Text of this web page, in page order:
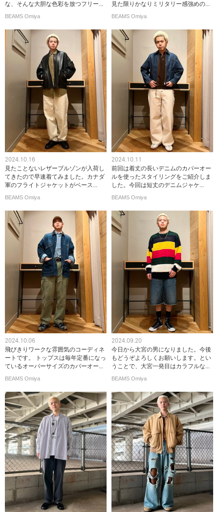
な、そんな大胆な色彩を放つフリー...
BEAMS Omiya
見た限りかなりミリタリー感強めの...
BEAMS Omiya
2024.10.16
見たことないレザーブルゾンが入荷し
てきたので早速着てみました。カナダ
軍のフライトジャケットがベース...
BEAMS Omiya
2024.10.11
前回は着丈の長いデニムのカバーオー
ルを使ったスタイリングをご紹介しま
した。今回は短丈のデニムジャケ...
BEAMS Omiya
2024.10.06
飛びきりワークな雰囲気のコーディネ
ートです。 トップスは毎年定番になっ
ているオーバーサイズのカバーオー...
BEAMS Omiya
2024.09.20
今日から大宮の男になりました。今後
もどうぞよろしくお願いします。とい
うことで、大宮一発目はカラフルな...
BEAMS Omiya